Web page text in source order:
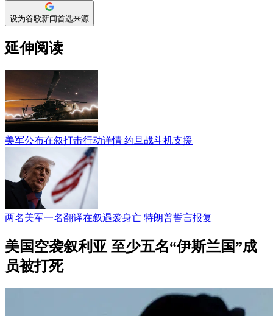
设为谷歌新闻首选来源
延伸阅读
美军公布在叙打击行动详情 约旦战斗机支援
两名美军一名翻译在叙遇袭身亡 特朗普誓言报复
美国空袭叙利亚 至少五名“伊斯兰国”成
员被打死